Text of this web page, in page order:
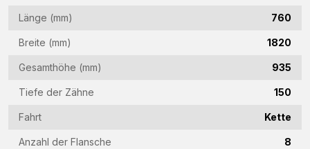
Länge (mm) 760
Breite (mm) 1820
Gesamthöhe (mm) 935
Tiefe der Zähne 150
Fahrt Kette
Anzahl der Flansche 8
Mail-
Adresse
Telefon
(Required)
Land